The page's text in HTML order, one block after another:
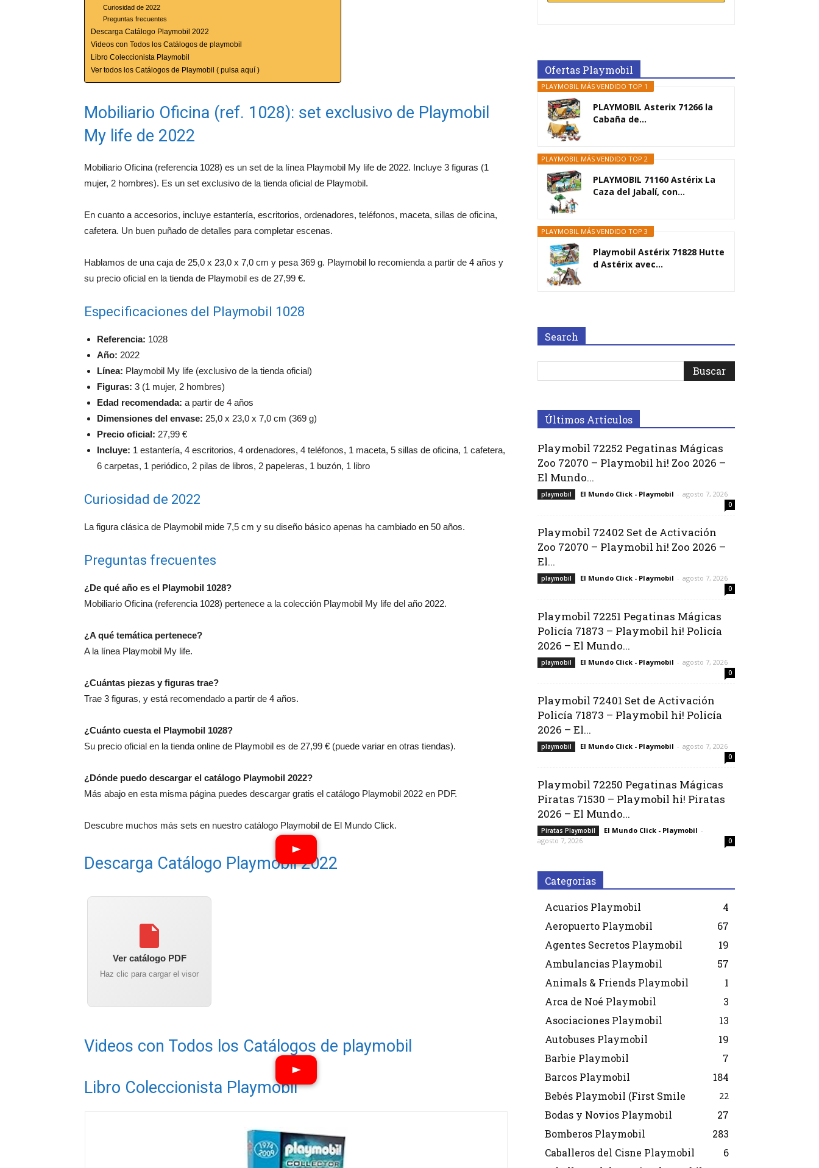
Curiosidad de 2022
Preguntas frecuentes
Descarga Catálogo Playmobil 2022
Videos con Todos los Catálogos de playmobil
Libro Coleccionista Playmobil
Ver todos los Catálogos de Playmobil ( pulsa aquí )
Mobiliario Oficina (ref. 1028): set exclusivo de Playmobil
My life de 2022
Mobiliario Oficina (referencia 1028) es un set de la línea Playmobil My life de 2022. Incluye 3 figuras (1
mujer, 2 hombres). Es un set exclusivo de la tienda oficial de Playmobil.
En cuanto a accesorios, incluye estantería, escritorios, ordenadores, teléfonos, maceta, sillas de oficina,
cafetera. Un buen puñado de detalles para completar escenas.
Hablamos de una caja de 25,0 x 23,0 x 7,0 cm y pesa 369 g. Playmobil lo recomienda a partir de 4 años y
su precio oficial en la tienda de Playmobil es de 27,99 €.
Especificaciones del Playmobil 1028
Referencia: 1028
Año: 2022
Línea: Playmobil My life (exclusivo de la tienda oficial)
Figuras: 3 (1 mujer, 2 hombres)
Edad recomendada: a partir de 4 años
Dimensiones del envase: 25,0 x 23,0 x 7,0 cm (369 g)
Precio oficial: 27,99 €
Incluye: 1 estantería, 4 escritorios, 4 ordenadores, 4 teléfonos, 1 maceta, 5 sillas de oficina, 1 cafetera,
6 carpetas, 1 periódico, 2 pilas de libros, 2 papeleras, 1 buzón, 1 libro
Curiosidad de 2022
La figura clásica de Playmobil mide 7,5 cm y su diseño básico apenas ha cambiado en 50 años.
Preguntas frecuentes
¿De qué año es el Playmobil 1028?
Mobiliario Oficina (referencia 1028) pertenece a la colección Playmobil My life del año 2022.
¿A qué temática pertenece?
A la línea Playmobil My life.
¿Cuántas piezas y figuras trae?
Trae 3 figuras, y está recomendado a partir de 4 años.
¿Cuánto cuesta el Playmobil 1028?
Su precio oficial en la tienda online de Playmobil es de 27,99 € (puede variar en otras tiendas).
¿Dónde puedo descargar el catálogo Playmobil 2022?
Más abajo en esta misma página puedes descargar gratis el catálogo Playmobil 2022 en PDF.
Descubre muchos más sets en nuestro catálogo Playmobil de El Mundo Click.
Descarga Catálogo Playmobil 2022
Ver catálogo PDF
Haz clic para cargar el visor
Videos con Todos los Catálogos de playmobil
Libro Coleccionista Playmobil
Ofertas Playmobil
PLAYMOBIL MÁS VENDIDO TOP 1
PLAYMOBIL Asterix 71266 la
Cabaña de...
PLAYMOBIL MÁS VENDIDO TOP 2
PLAYMOBIL 71160 Astérix La
Caza del Jabalí, con...
PLAYMOBIL MÁS VENDIDO TOP 3
Playmobil Astérix 71828 Hutte
d Astérix avec...
Search
Últimos Artículos
Playmobil 72252 Pegatinas Mágicas
Zoo 72070 – Playmobil hi! Zoo 2026 –
El Mundo...
playmobil El Mundo Click - Playmobil - agosto 7, 2026
0
Playmobil 72402 Set de Activación
Zoo 72070 – Playmobil hi! Zoo 2026 –
El...
playmobil El Mundo Click - Playmobil - agosto 7, 2026
0
Playmobil 72251 Pegatinas Mágicas
Policía 71873 – Playmobil hi! Policía
2026 – El Mundo...
playmobil El Mundo Click - Playmobil - agosto 7, 2026
0
Playmobil 72401 Set de Activación
Policía 71873 – Playmobil hi! Policía
2026 – El...
playmobil El Mundo Click - Playmobil - agosto 7, 2026
0
Playmobil 72250 Pegatinas Mágicas
Piratas 71530 – Playmobil hi! Piratas
2026 – El Mundo...
Piratas Playmobil El Mundo Click - Playmobil -
agosto 7, 2026
0
Categorias
Acuarios Playmobil
4
Aeropuerto Playmobil
67
Agentes Secretos Playmobil
19
Ambulancias Playmobil
57
Animals & Friends Playmobil
1
Arca de Noé Playmobil
3
Asociaciones Playmobil
13
Autobuses Playmobil
19
Barbie Playmobil
7
Barcos Playmobil
184
Bebés Playmobil (First Smile
22
Bodas y Novios Playmobil
27
Bomberos Playmobil
283
Caballeros del Cisne Playmobil
6